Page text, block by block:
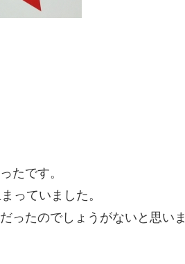
たです。
っていました。
ったのでしょうがないと思いま